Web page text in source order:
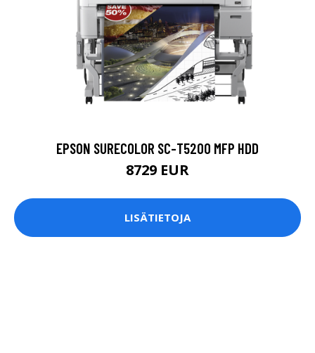
EPSON SURECOLOR SC-T5200 MFP HDD
8729 EUR
LISÄTIETOJA